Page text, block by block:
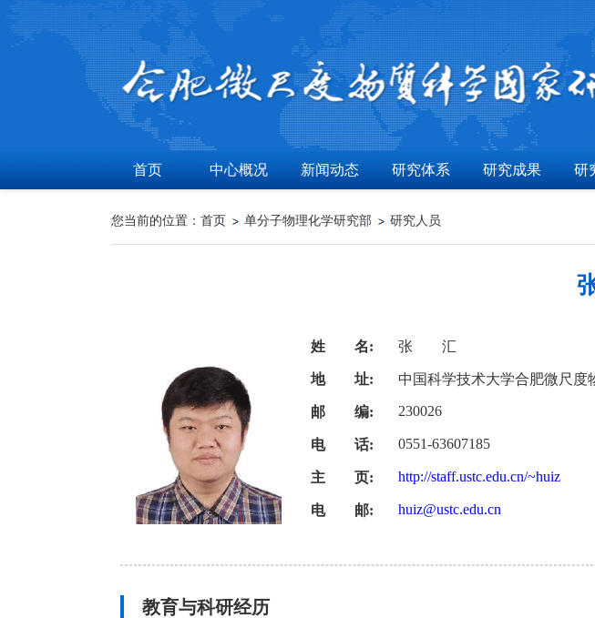
首页 中心概况 新闻动态 研究体系 研究成果 研
您当前的位置： 首页 单分子物理化学研究部 研究人员
姓 名: 张 汇
地 址: 中国科学技术大学合肥微尺度
邮 编: 230026
电 话: 0551-63607185
主 页: http://staff.ustc.edu.cn/~huiz
电 邮: huiz@ustc.edu.cn
教育与科研经历